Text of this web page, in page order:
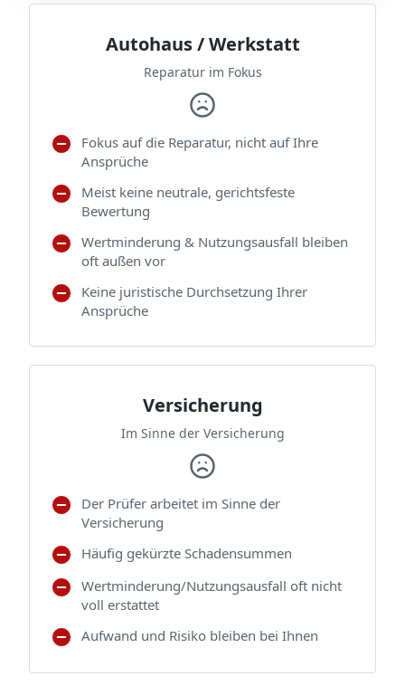
Autohaus / Werkstatt
Reparatur im Fokus
Fokus auf die Reparatur, nicht auf Ihre
Ansprüche
Meist keine neutrale, gerichtsfeste
Bewertung
Wertminderung & Nutzungsausfall bleiben
oft außen vor
Keine juristische Durchsetzung Ihrer
Ansprüche
Versicherung
Im Sinne der Versicherung
Der Prüfer arbeitet im Sinne der
Versicherung
Häufig gekürzte Schadensummen
Wertminderung/Nutzungsausfall oft nicht
voll erstattet
Aufwand und Risiko bleiben bei Ihnen